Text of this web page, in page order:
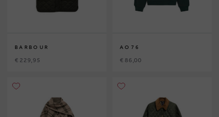
BARBOUR
€ 229,95
AO76
€ 86,00